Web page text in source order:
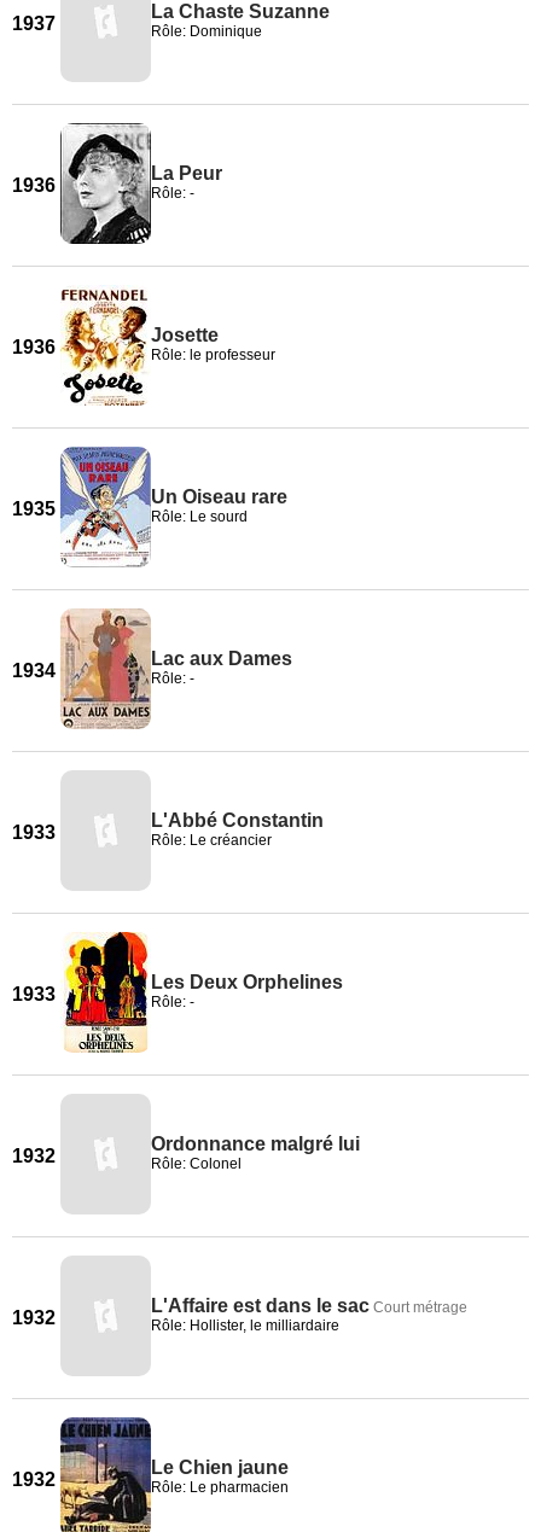
1937
La Chaste Suzanne
Rôle: Dominique
1936
La Peur
Rôle: -
1936
Josette
Rôle: le professeur
1935
Un Oiseau rare
Rôle: Le sourd
1934
Lac aux Dames
Rôle: -
1933
L'Abbé Constantin
Rôle: Le créancier
1933
Les Deux Orphelines
Rôle: -
1932
Ordonnance malgré lui
Rôle: Colonel
1932
L'Affaire est dans le sac Court métrage
Rôle: Hollister, le milliardaire
1932
Le Chien jaune
Rôle: Le pharmacien